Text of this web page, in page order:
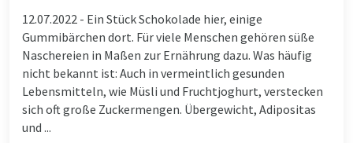
12.07.2022 - Ein Stück Schokolade hier, einige
Gummibärchen dort. Für viele Menschen gehören süße
Naschereien in Maßen zur Ernährung dazu. Was häufig
nicht bekannt ist: Auch in vermeintlich gesunden
Lebensmitteln, wie Müsli und Fruchtjoghurt, verstecken
sich oft große Zuckermengen. Übergewicht, Adipositas
und ...